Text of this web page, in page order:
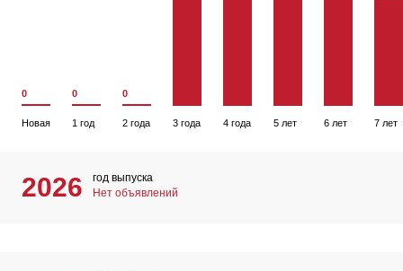
0
Новая
0
1 год
0
2 года 3 года 4 года 5 лет 6 лет 7 лет
2026
год выпуска
Нет объявлений